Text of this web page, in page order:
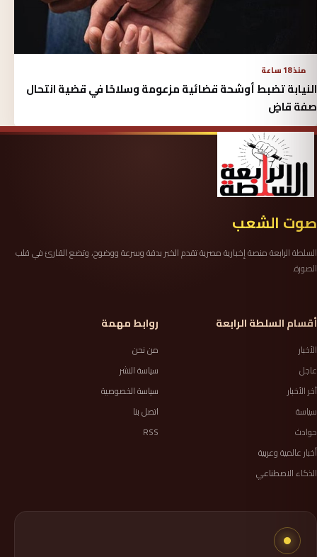
منذ 18 ساعة
النيابة تضبط أوشحة قضائية مزعومة وسلاحًا في قضية انتحال
صفة قاضٍ
صوت الشعب
السلطة الرابعة منصة إخبارية مصرية تقدم الخبر بدقة وسرعة ووضوح، وتضع القارئ في قلب
الصورة.
أقسام السلطة الرابعة
الأخبار
عاجل
آخر الأخبار
سياسة
حوادث
أخبار عالمية وعربية
الذكاء الاصطناعي
روابط مهمة
من نحن
سياسة النشر
سياسة الخصوصية
اتصل بنا
RSS